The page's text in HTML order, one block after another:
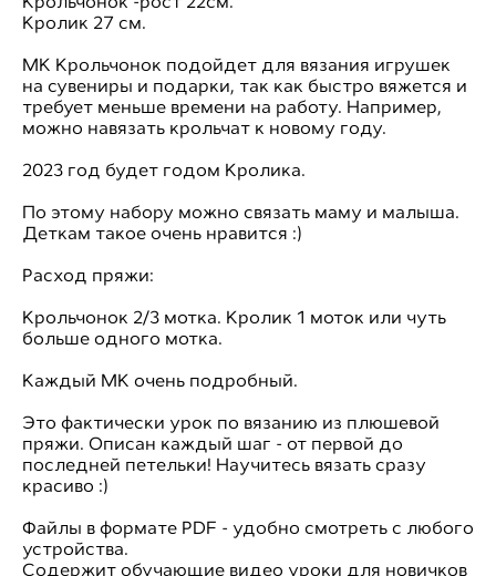
Кролик 27 см.
МК Крольчонок подойдет для вязания игрушек
на сувениры и подарки, так как быстро вяжется и
требует меньше времени на работу. Например,
можно навязать крольчат к новому году.
2023 год будет годом Кролика.
По этому набору можно связать маму и малыша.
Деткам такое очень нравится :)
Расход пряжи:
Крольчонок 2/3 мотка. Кролик 1 моток или чуть
больше одного мотка.
Каждый МК очень подробный.
Это фактически урок по вязанию из плюшевой
пряжи. Описан каждый шаг - от первой до
последней петельки! Научитесь вязать сразу
красиво :)
Файлы в формате PDF - удобно смотреть с любого
устройства.
Содержит обучающие видео уроки для новичков